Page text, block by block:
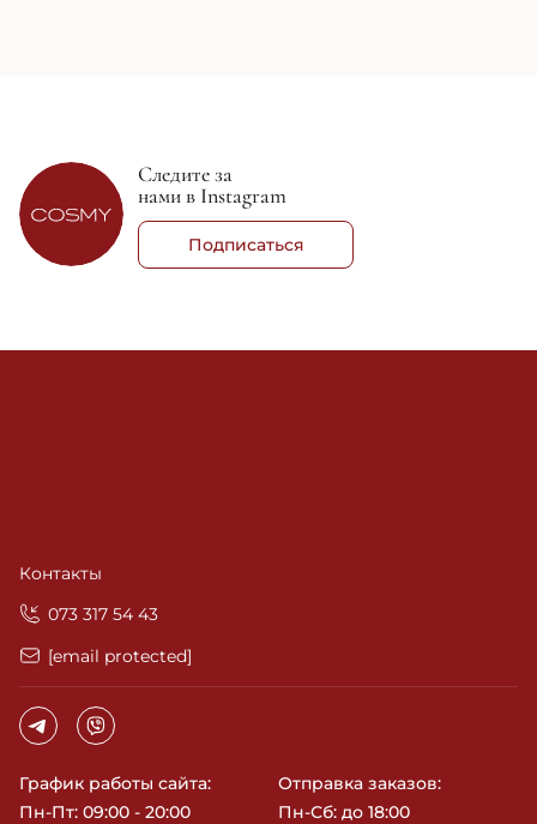
Следите за
нами в Instagram
Подписаться
Контакты
‎073 317 54 43
[email protected]
График работы сайта:
Пн-Пт: 09:00 - 20:00
Отправка заказов:
Пн-Сб: до 18:00